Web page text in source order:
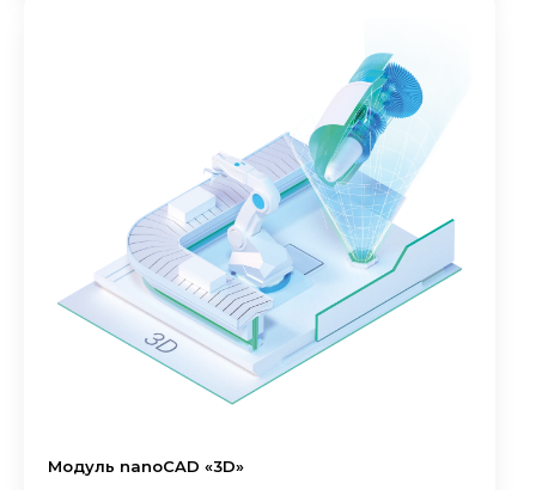
Модуль nanoCAD «3D»